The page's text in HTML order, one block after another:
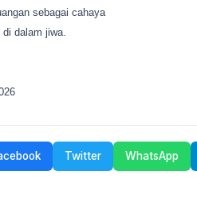
sebagai cahaya
dalam jiwa.
Twitter WhatsApp